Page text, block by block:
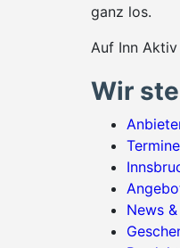
ganz los.
Auf Inn
Wir
News